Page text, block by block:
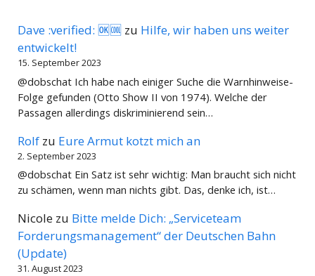
Dave :verified: 🆗🆒 zu Hilfe, wir haben uns weiter
entwickelt!
15. September 2023
@dobschat Ich habe nach einiger Suche die Warnhinweise-
Folge gefunden (Otto Show II von 1974). Welche der
Passagen allerdings diskriminierend sein…
Rolf zu Eure Armut kotzt mich an
2. September 2023
@dobschat Ein Satz ist sehr wichtig: Man braucht sich nicht
zu schämen, wenn man nichts gibt. Das, denke ich, ist…
Nicole zu Bitte melde Dich: „Serviceteam
Forderungsmanagement“ der Deutschen Bahn
(Update)
31. August 2023